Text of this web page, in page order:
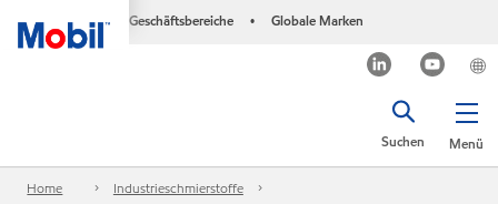
Geschäftsbereiche • Globale Marken
Menü
Suchen
Home
Industrieschmierstoffe